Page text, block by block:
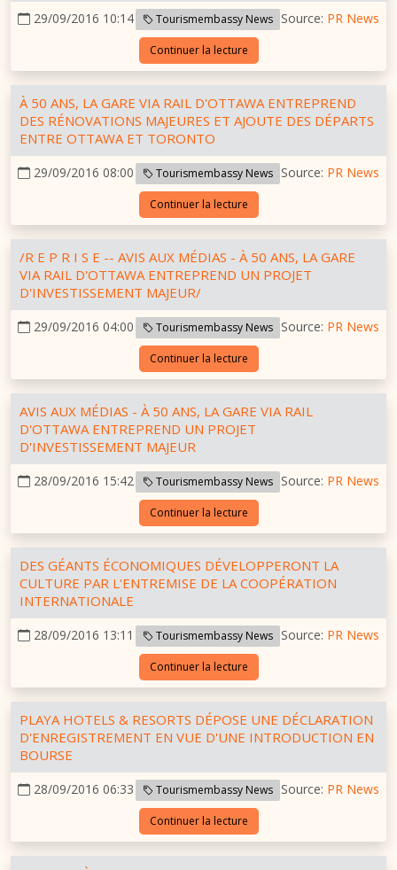
29/09/2016 10:14 Tourismembassy News Source: PR News
Continuer la lecture
À 50 ANS, LA GARE VIA RAIL D'OTTAWA ENTREPREND
DES RÉNOVATIONS MAJEURES ET AJOUTE DES DÉPARTS
ENTRE OTTAWA ET TORONTO
29/09/2016 08:00 Tourismembassy News Source: PR News
Continuer la lecture
/R E P R I S E -- AVIS AUX MÉDIAS - À 50 ANS, LA GARE
VIA RAIL D'OTTAWA ENTREPREND UN PROJET
D'INVESTISSEMENT MAJEUR/
29/09/2016 04:00 Tourismembassy News Source: PR News
Continuer la lecture
AVIS AUX MÉDIAS - À 50 ANS, LA GARE VIA RAIL
D'OTTAWA ENTREPREND UN PROJET
D'INVESTISSEMENT MAJEUR
28/09/2016 15:42 Tourismembassy News Source: PR News
Continuer la lecture
DES GÉANTS ÉCONOMIQUES DÉVELOPPERONT LA
CULTURE PAR L'ENTREMISE DE LA COOPÉRATION
INTERNATIONALE
28/09/2016 13:11 Tourismembassy News Source: PR News
Continuer la lecture
PLAYA HOTELS & RESORTS DÉPOSE UNE DÉCLARATION
D'ENREGISTREMENT EN VUE D'UNE INTRODUCTION EN
BOURSE
28/09/2016 06:33 Tourismembassy News Source: PR News
Continuer la lecture